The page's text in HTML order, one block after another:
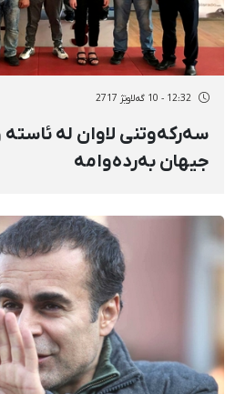
12:32 - 10 گەلاوێژ 2717
سەرکەوتنی لاوان لە
جیهان بەردەوامە